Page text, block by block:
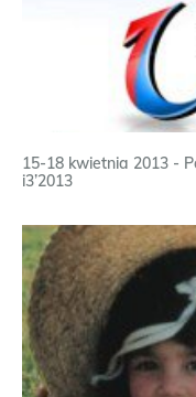
15-18 kwietnia 2013 -
i3’2013